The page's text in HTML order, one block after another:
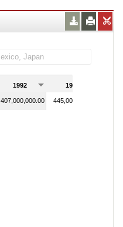
1992 1993
407,000,000.00 445,000,000.00